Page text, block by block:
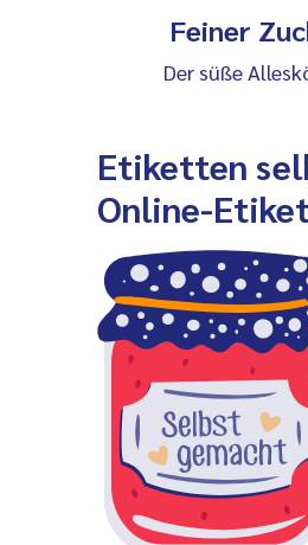
Feiner
Der süße
Etiketten
Online-